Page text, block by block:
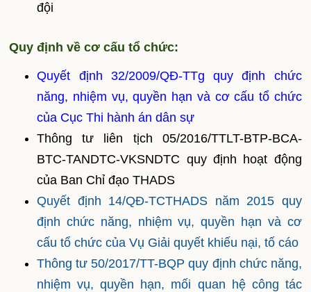
đội
Quy định về cơ cấu tổ chức:
Quyết định 32/2009/QĐ-TTg quy định chức
năng, nhiệm vụ, quyền hạn và cơ cấu tổ chức
của Cục Thi hành án dân sự
Thông tư liên tịch 05/2016/TTLT-BTP-BCA-
BTC-TANDTC-VKSNDTC quy định hoạt động
của Ban Chỉ đạo THADS
Quyết định 14/QĐ-TCTHADS năm 2015 quy
định chức năng, nhiệm vụ, quyền hạn và cơ
cấu tổ chức của Vụ Giải quyết khiếu nại, tố cáo
Thông tư 50/2017/TT-BQP quy định chức năng,
nhiệm vụ, quyền hạn, mối quan hệ công tác